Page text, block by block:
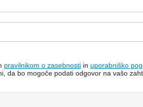
pravilnikom o zasebnostiin uporabniško
da bo mogoče podati odgovor na vašo